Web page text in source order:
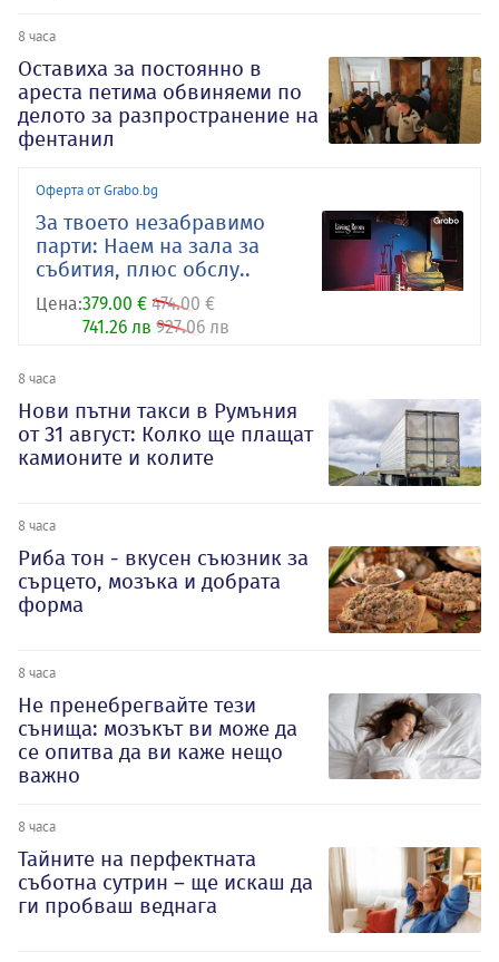
8 часа
Оставиха за постоянно в
ареста петима обвиняеми по
делото за разпространение на
фентанил
Оферта от Grabo.bg
За твоето незабравимо
парти: Наем на зала за
събития, плюс обслу..
Цена:379.00 € 474.00 €
741.26 лв 927.06 лв
8 часа
Нови пътни такси в Румъния
от 31 август: Колко ще плащат
камионите и колите
8 часа
Риба тон - вкусен съюзник за
сърцето, мозъка и добрата
форма
8 часа
Не пренебрегвайте тези
сънища: мозъкът ви може да
се опитва да ви каже нещо
важно
8 часа
Тайните на перфектната
съботна сутрин – ще искаш да
ги пробваш веднага